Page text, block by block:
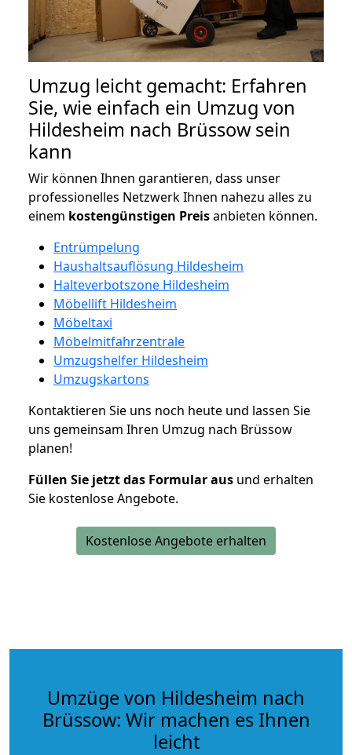
Umzug leicht gemacht: Erfahren
Sie, wie einfach ein Umzug von
Hildesheim nach Brüssow sein
kann
Wir können Ihnen garantieren, dass unser
professionelles Netzwerk Ihnen nahezu alles zu
einem kostengünstigen Preisanbieten können.
Entrümpelung
Haushaltsauflösung Hildesheim
Halteverbotszone Hildesheim
Möbellift Hildesheim
Möbeltaxi
Möbelmitfahrzentrale
Umzugshelfer Hildesheim
Umzugskartons
Kontaktieren Sie uns noch heute und lassen Sie
uns gemeinsam Ihren Umzug nach Brüssow
planen!
Füllen Sie jetzt das Formular aus und erhalten
Sie kostenlose Angebote.
Kostenlose Angebote erhalten
Umzüge von Hildesheim nach
Brüssow: Wir machen es Ihnen
leicht